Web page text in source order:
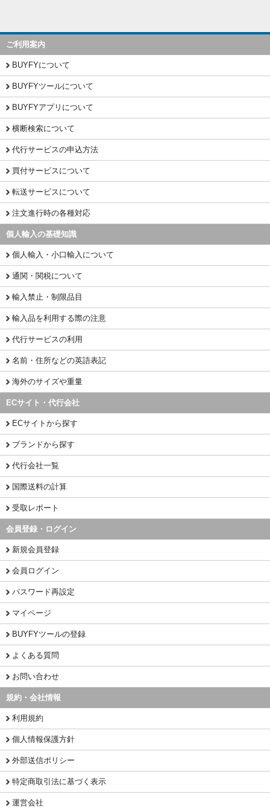
ご利用案内
BUYFYについて
BUYFYツールについて
BUYFYアプリについて
横断検索について
代行サービスの申込方法
買付サービスについて
転送サービスについて
注文進行時の各種対応
個人輸入の基礎知識
個人輸入・小口輸入について
通関・関税について
輸入禁止・制限品目
輸入品を利用する際の注意
代行サービスの利用
名前・住所などの英語表記
海外のサイズや重量
ECサイト・代行会社
ECサイトから探す
ブランドから探す
代行会社一覧
国際送料の計算
受取レポート
会員登録・ログイン
新規会員登録
会員ログイン
パスワード再設定
マイページ
BUYFYツールの登録
よくある質問
お問い合わせ
規約・会社情報
利用規約
個人情報保護方針
外部送信ポリシー
特定商取引法に基づく表示
運営会社